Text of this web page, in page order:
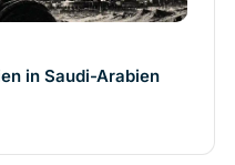
in Saudi-Arabien